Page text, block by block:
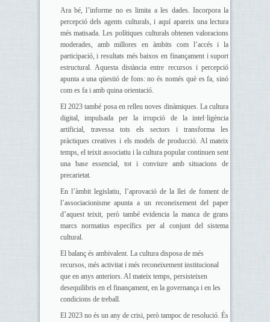
Ara bé, l’informe no es limita a les dades. Incorpora la
percepció dels agents culturals, i aquí apareix una lectura
més matisada. Les polítiques culturals obtenen valoracions
moderades, amb millores en àmbits com l’accés i la
participació, i resultats més baixos en finançament i suport
estructural. Aquesta distància entre recursos i percepció
apunta a una qüestió de fons: no és només què es fa, sinó
com es fa i amb quina orientació.
El 2023 també posa en relleu noves dinàmiques. La cultura
digital, impulsada per la irrupció de la intel·ligència
artificial, travessa tots els sectors i transforma les
pràctiques creatives i els models de producció. Al mateix
temps, el teixit associatiu i la cultura popular continuen sent
una base essencial, tot i conviure amb situacions de
precarietat.
En l’àmbit legislatiu, l’aprovació de la llei de foment de
l’associacionisme apunta a un reconeixement del paper
d’aquest teixit, però també evidencia la manca de grans
marcs normatius específics per al conjunt del sistema
cultural.
El balanç és ambivalent. La cultura disposa de més
recursos, més activitat i més reconeixement institucional
que en anys anteriors. Al mateix temps, persisteixen
desequilibris en el finançament, en la governança i en les
condicions de treball.
El 2023 no és un any de crisi, però tampoc de resolució. És